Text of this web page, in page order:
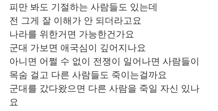
Indonesia Italiano
Türkçe Tiếng Việt
Português
피만 봐도 기절하는 사람들도 있는데
전 그게 잘 이해가 안 되더라고요
나라를 위한거면 가능한건가요
군대 가보면 애국심이 깊어지나요
아니면 어쩔 수 없이 전쟁이 일어나면 사람들이
목숨 걸고 다른 사람들도 죽이는걸까요
군대를 갔다왔으면 다른 사람을 죽일 자신 있나
요